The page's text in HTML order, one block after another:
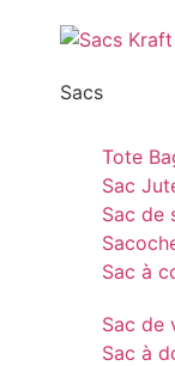
Sacs
Tote
Sac
Sac de
Sac à
Sac de
Sac à